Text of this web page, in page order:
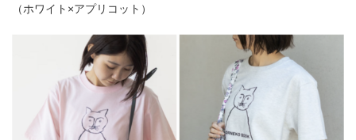
（ホワイト×アプリコット）